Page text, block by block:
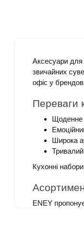
Аксесуари для
звичайних
офіс у
Переваги
Щоденне
Широка
Кухонні
ENEY